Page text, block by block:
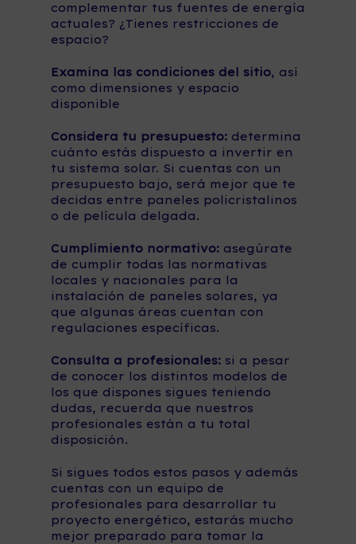
complementar tus fuentes de energía
actuales? ¿Tienes restricciones de
espacio?
Examina las condiciones del sitio, así
como dimensiones y espacio
disponible
Considera tu presupuesto: determina
cuánto estás dispuesto a invertir en
tu sistema solar. Si cuentas con un
presupuesto bajo, será mejor que te
decidas entre paneles policristalinos
o de película delgada.
Cumplimiento normativo: asegúrate
de cumplir todas las normativas
locales y nacionales para la
instalación de paneles solares, ya
que algunas áreas cuentan con
regulaciones específicas.
Consulta a profesionales: si a pesar
de conocer los distintos modelos de
los que dispones sigues teniendo
dudas, recuerda que nuestros
profesionales están a tu total
disposición.
Si sigues todos estos pasos y además
cuentas con un equipo de
profesionales para desarrollar tu
proyecto energético, estarás mucho
mejor preparado para tomar la